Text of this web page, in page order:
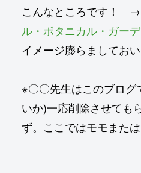
こんなところです！ →
ル・ボタニカル・ガー
イメージ膨らましておい
※〇〇先生はこのブロ
いか)一応削除させても
ず。ここではモモまた